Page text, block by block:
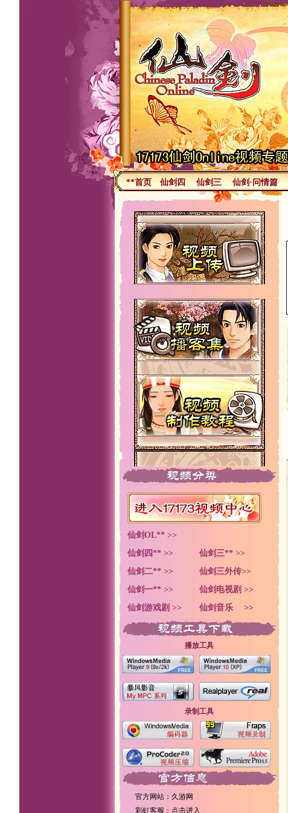
**首页 仙剑四 仙剑三 仙剑·问情篇
仙剑OL** >>
仙剑四** >>
仙剑三** >>
仙剑二** >>
仙剑三外传>>
仙剑一** >>
仙剑电视剧 >>
仙剑游戏剧 >>
仙剑音乐 >>
播放工具
录制工具
官方网站：久游网
彩虹客服： 点击进入